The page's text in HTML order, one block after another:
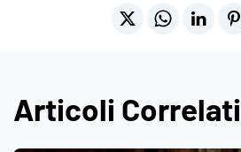
Articoli Correlati